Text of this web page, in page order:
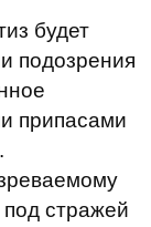
будет
подозрения
припасами
стражей